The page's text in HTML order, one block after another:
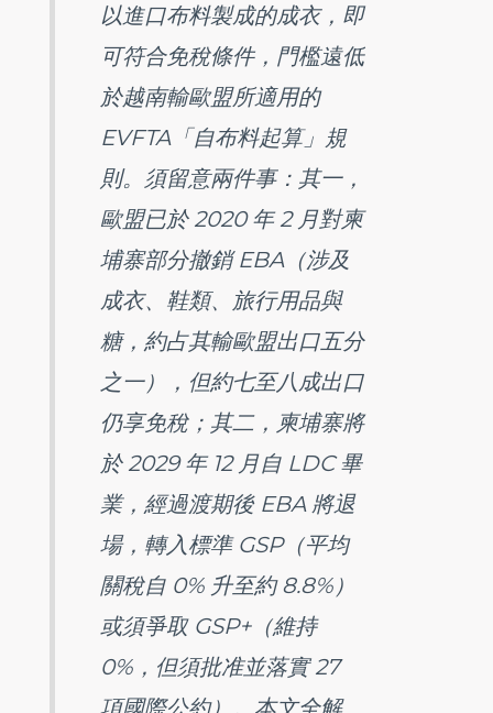
以進口布料製成的成衣，即
可符合免稅條件，門檻遠低
於越南輸歐盟所適用的
EVFTA「自布料起算」規
則。須留意兩件事：其一，
歐盟已於 2020 年 2 月對柬
埔寨部分撤銷 EBA（涉及
成衣、鞋類、旅行用品與
糖，約占其輸歐盟出口五分
之一），但約七至八成出口
仍享免稅；其二，柬埔寨將
於 2029 年 12 月自 LDC 畢
業，經過渡期後 EBA 將退
場，轉入標準 GSP（平均
關稅自 0% 升至約 8.8%）
或須爭取 GSP+（維持
0%，但須批准並落實 27
項國際公約）。本文全解